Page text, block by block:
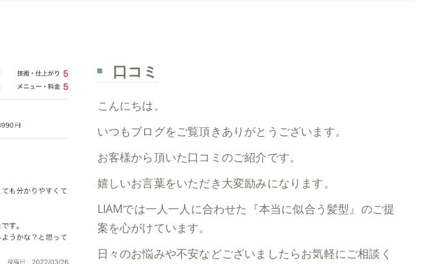
口コミ
こんにちは。
いつもブログをご覧頂きありがとうございます。
お客様から頂いた口コミのご紹介です。
嬉しいお言葉をいただき大変励みになります。
LIAMでは一人一人に合わせた『本当に似合う髪型』のご提
案を心がけています。
日々のお悩みや不安などございましたらお気軽にご相談く